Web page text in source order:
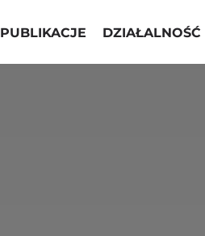
PUBLIKACJE DZIAŁALNOŚĆ